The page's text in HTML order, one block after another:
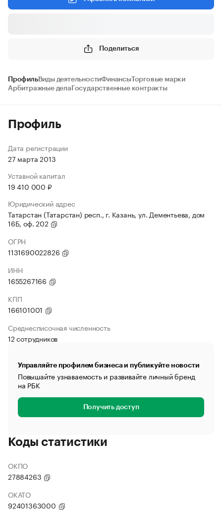
Поделиться
ПрофильВиды деятельностиФинансыТорговые марки
Арбитражные дела Государственные контракты
Профиль
Дата регистрации
27 марта 2013
Уставной капитал
19 410 000 ₽
Юридический адрес
Татарстан (Татарстан) респ., г. Казань, ул. Дементьева, дом
16Б, оф. 202
ОГРН
1131690022826
ИНН
1655267166
КПП
166101001
Среднесписочная численность
12 сотрудников
Управляйте профилем бизнеса и публикуйте новости
Повышайте узнаваемость и развивайте личный бренд
на РБК
Получить доступ
Коды статистики
ОКПО
27884263
ОКАТО
92401363000